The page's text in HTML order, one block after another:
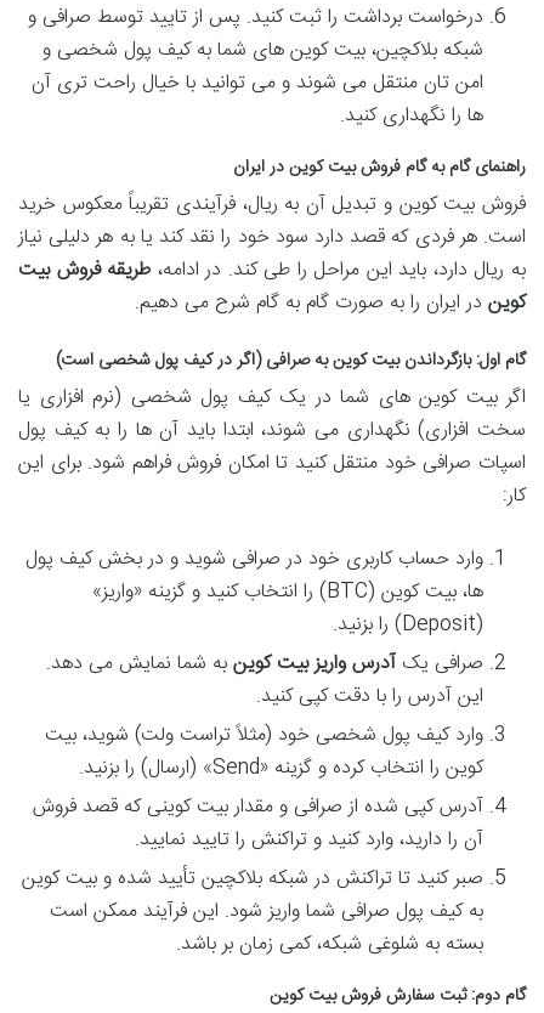
درخواست برداشت را ثبت کنید. پس از تایید توسط صرافی و
شبکه بلاکچین، بیت کوین های شما به کیف پول شخصی و
امن تان منتقل می شوند و می توانید با خیال راحت تری آن
ها را نگهداری کنید.
راهنمای گام به گام فروش بیت کوین در ایران
فروش بیت کوین و تبدیل آن به ریال، فرآیندی تقریباً معکوس خرید
است. هر فردی که قصد دارد سود خود را نقد کند یا به هر دلیلی نیاز
به ریال دارد، باید این مراحل را طی کند. در ادامه، طریقه فروش بیت
کوین در ایران را به صورت گام به گام شرح می دهیم.
گام اول: بازگرداندن بیت کوین به صرافی (اگر در کیف پول شخصی است)
اگر بیت کوین های شما در یک کیف پول شخصی (نرم افزاری یا
سخت افزاری) نگهداری می شوند، ابتدا باید آن ها را به کیف پول
اسپات صرافی خود منتقل کنید تا امکان فروش فراهم شود. برای این
کار:
وارد حساب کاربری خود در صرافی شوید و در بخش کیف پول
ها، بیت کوین (BTC) را انتخاب کنید و گزینه «واریز»
(Deposit) را بزنید.
صرافی یکآدرس واریز بیت کوینبه شما نمایش می دهد.
این آدرس را با دقت کپی کنید.
وارد کیف پول شخصی خود (مثلاً تراست ولت) شوید، بیت
کوین را انتخاب کرده و گزینه «Send» (ارسال) را بزنید.
آدرس کپی شده از صرافی و مقدار بیت کوینی که قصد فروش
آن را دارید، وارد کنید و تراکنش را تایید نمایید.
صبر کنید تا تراکنش در شبکه بلاکچین تأیید شده و بیت کوین
به کیف پول صرافی شما واریز شود. این فرآیند ممکن است
بسته به شلوغی شبکه، کمی زمان بر باشد.
گام دوم: ثبت سفارش فروش بیت کوین